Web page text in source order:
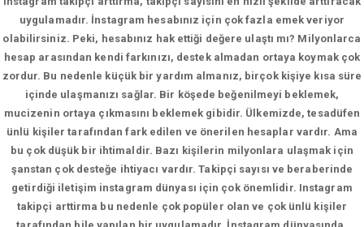
uygulamadır. İnstagram hesabınız için çok fazla emek veriyor
olabilirsiniz. Peki, hesabınız hak ettiği değere ulaştı mı? Milyonlarca
hesap arasından kendi farkınızı, destek almadan ortaya koymak çok
zordur. Bu nedenle küçük bir yardım almanız, birçok kişiye kısa süre
içinde ulaşmanızı sağlar. Bir köşede beğenilmeyi beklemek,
mucizenin ortaya çıkmasını beklemek gibidir. Ülkemizde, tesadüfen
ünlü kişiler tarafından fark edilen ve önerilen hesaplar vardır. Ama
bu çok düşük bir ihtimaldir. Bazı kişilerin milyonlara ulaşmak için
şanstan çok desteğe ihtiyacı vardır. Takipçi sayısı ve beraberinde
getirdiği iletişim instagram dünyası için çok önemlidir. Instagram
takipçi arttirma bu nedenle çok popüler olan ve çok ünlü kişiler